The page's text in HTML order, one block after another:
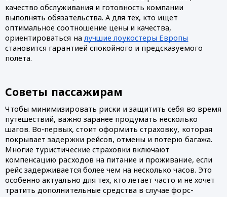
качество обслуживания и готовность компании
выполнять обязательства. А для тех, кто ищет
оптимальное соотношение цены и качества,
ориентироваться на лучшие лоукостеры Европы
становится гарантией спокойного и предсказуемого
полёта.
Советы пассажирам
Чтобы минимизировать риски и защитить себя во время
путешествий, важно заранее продумать несколько
шагов. Во‑первых, стоит оформить страховку, которая
покрывает задержки рейсов, отмены и потерю багажа.
Многие туристические страховки включают
компенсацию расходов на питание и проживание, если
рейс задерживается более чем на несколько часов. Это
особенно актуально для тех, кто летает часто и не хочет
тратить дополнительные средства в случае форс-